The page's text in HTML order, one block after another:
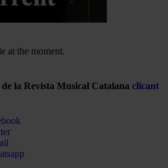
at the moment.
de la Revista Musical Catalana clicant